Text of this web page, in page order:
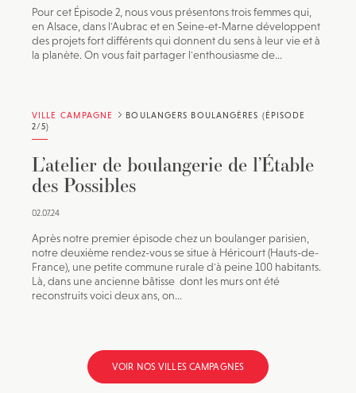
Pour cet Épisode 2, nous vous présentons trois femmes qui,
en Alsace, dans l'Aubrac et en Seine-et-Marne développent
des projets fort différents qui donnent du sens à leur vie et à
la planète. On vous fait partager l'enthousiasme de...
VILLE CAMPAGNE
BOULANGERS BOULANGÈRES (ÉPISODE
2/5)
L’atelier de boulangerie de l’Étable
des Possibles
02.07.24
Après notre premier épisode chez un boulanger parisien,
notre deuxième rendez-vous se situe à Héricourt (Hauts-de-
France), une petite commune rurale d'à peine 100 habitants.
Là, dans une ancienne bâtisse dont les murs ont été
reconstruits voici deux ans, on...
VOIR NOS VILLES CAMPAGNES